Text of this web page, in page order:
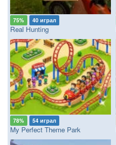
75% 40 играл
Real Hunting
78% 54 играл
My Perfect Theme Park